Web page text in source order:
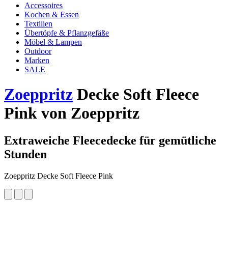
Accessoires
Kochen & Essen
Textilien
Übertöpfe & Pflanzgefäße
Möbel & Lampen
Outdoor
Marken
SALE
Zoeppritz Decke Soft Fleece
Pink von Zoeppritz
Extraweiche Fleecedecke für gemütliche
Stunden
Zoeppritz Decke Soft Fleece Pink